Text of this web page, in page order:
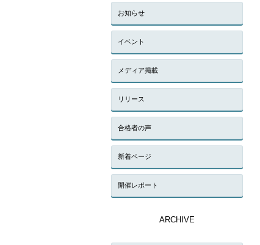
お知らせ
イベント
メディア掲載
リリース
合格者の声
新着ページ
開催レポート
ARCHIVE